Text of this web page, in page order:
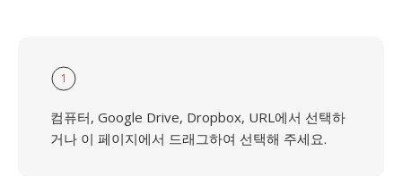
1
컴퓨터, Google Drive, Dropbox, URL에서 선택하
거나 이 페이지에서 드래그하여 선택해 주세요.